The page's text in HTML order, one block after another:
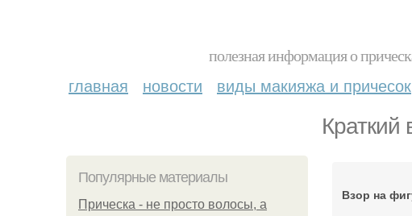
полезная информация о
главная новости виды макияжа и причесок
Краткий
Популярные материалы
Прическа - не просто волосы, а
Взор на